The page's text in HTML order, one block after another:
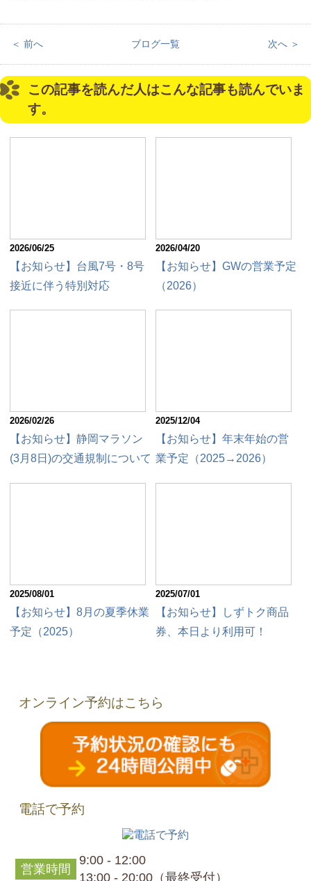
＜ 前へ ブログ一覧 次へ ＞
この記事を読んだ人はこんな記事も読んでいま
す。
2026/06/25
【お知らせ】台風7号・8号
接近に伴う特別対応
2026/04/20
【お知らせ】GWの営業予定
（2026）
2026/02/26
【お知らせ】静岡マラソン
(3月8日)の交通規制について
2025/12/04
【お知らせ】年末年始の営
業予定（2025→2026）
2025/08/01
【お知らせ】8月の夏季休業
予定（2025）
2025/07/01
【お知らせ】しずトク商品
券、本日より利用可！
オンライン予約はこちら
電話で予約
営業時間
9:00 - 12:00
13:00 - 20:00（最終受付）